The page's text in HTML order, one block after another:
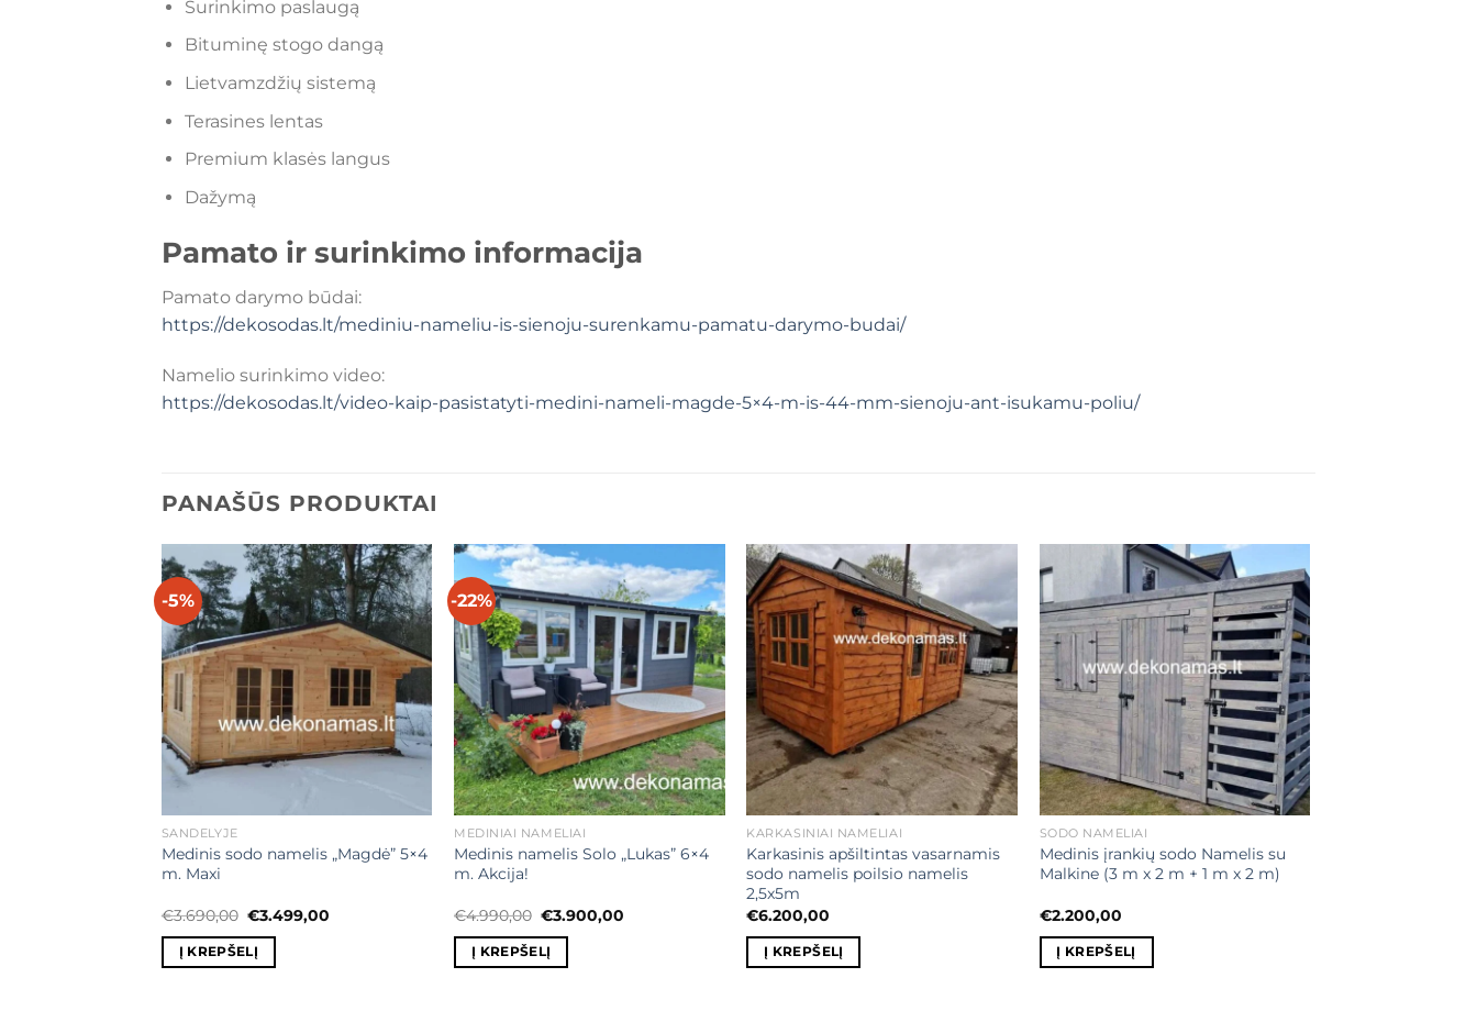
Surinkimo paslaugą
Bituminę stogo dangą
Lietvamzdžių sistemą
Terasines lentas
Premium klasės langus
Dažymą
Pamato ir surinkimo informacija
Pamato darymo būdai:
https://dekosodas.lt/mediniu-nameliu-is-sienoju-surenkamu-pamatu-darymo-budai/
Namelio surinkimo video:
https://dekosodas.lt/video-kaip-pasistatyti-medini-nameli-magde-5×4-m-is-44-mm-sienoju-ant-isukamu-poliu/
PANAŠŪS PRODUKTAI
-5% Mėgstamiausias
SANDĖLYJE
Medinis sodo namelis „Magdė” 5×4
m. Maxi
€3.690,00 Original
was:
€3.690,00.
€3.499,00
Į KREPŠELĮ
-22% Mėgstamiausias
MEDINIAI NAMELIAI
Medinis namelis Solo „Lukas” 6×4
m. Akcija!
€4.990,00 Original
was:
€4.990,00.
€3.900,00
Į KREPŠELĮ
Mėgstamiausias
KARKASINIAI NAMELIAI
Karkasinis apšiltintas vasarnamis
sodo namelis poilsio namelis
2,5x5m
€6.200,00
Į KREPŠELĮ
Mėgstamiausias
SODO NAMELIAI
Medinis įrankių sodo Namelis su
Malkine (3 m x 2 m + 1 m x 2 m)
€2.200,00
Į KREPŠELĮ